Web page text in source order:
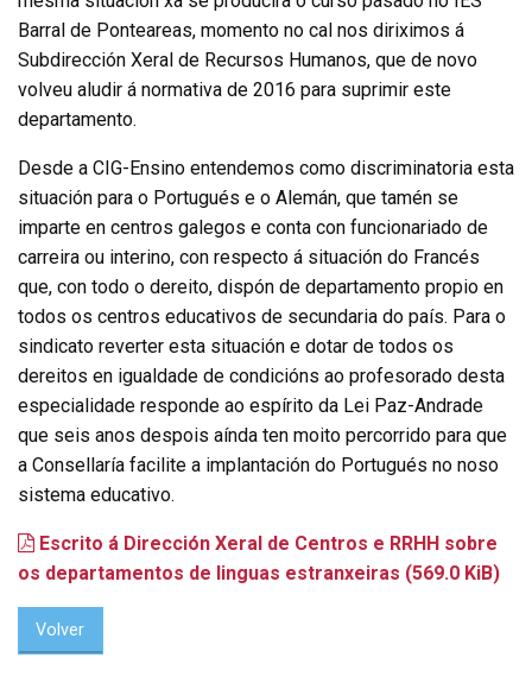
Barral de Ponteareas, momento no cal nos diriximos á
Subdirección Xeral de Recursos Humanos, que de novo
volveu aludir á normativa de 2016 para suprimir este
departamento.
Desde a CIG-Ensino entendemos como discriminatoria esta
situación para o Portugués e o Alemán, que tamén se
imparte en centros galegos e conta con funcionariado de
carreira ou interino, con respecto á situación do Francés
que, con todo o dereito, dispón de departamento propio en
todos os centros educativos de secundaria do país. Para o
sindicato reverter esta situación e dotar de todos os
dereitos en igualdade de condicións ao profesorado desta
especialidade responde ao espírito da Lei Paz-Andrade
que seis anos despois aínda ten moito percorrido para que
a Consellaría facilite a implantación do Portugués no noso
sistema educativo.
Escrito á Dirección Xeral de Centros e RRHH sobre
os departamentos de linguas estranxeiras (569.0 KiB)
Volver